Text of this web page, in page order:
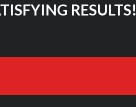
RESULTS!